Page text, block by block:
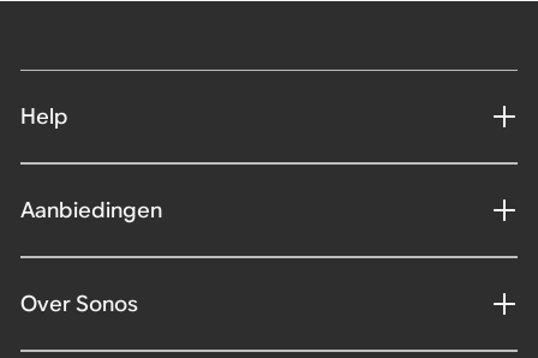
Help
Aanbiedingen
Over Sonos